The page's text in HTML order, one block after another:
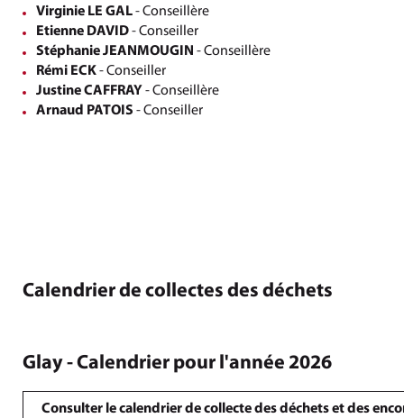
Virginie LE GAL- Conseillère
Etienne DAVID- Conseiller
Stéphanie JEANMOUGIN - Conseillère
Rémi ECK- Conseiller
Justine CAFFRAY - Conseillère
Arnaud PATOIS - Conseiller
Calendrier de collectes des déchets
Glay - Calendrier pour l'année 2026
Consulter le calendrier de collecte des déchets et des